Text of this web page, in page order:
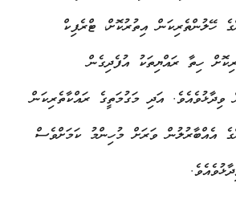
ހޭލުންތެރިކަން އިތުރުކޮށް، ޓްރެފިކް
ހިތާ ރައްޔިތަކު އުފެދިގެން
ވިދާޅުވެއެވެ. އަދި މަގުމަތީގެ ރައްކާތެރިކަން
އެއްބާރުލުން ވަރަށް މުހިންމު ކަމަށްވެސް